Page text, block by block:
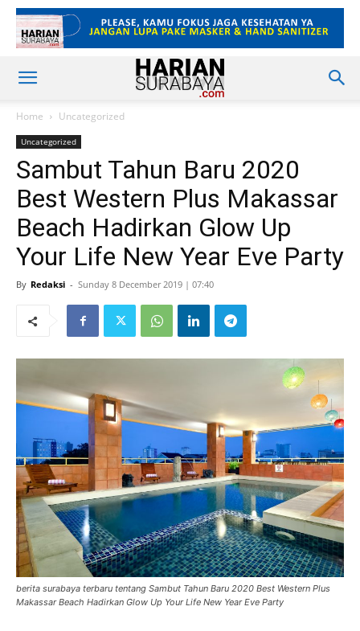
Home Uncategorized
Uncategorized
Sambut Tahun Baru 2020
Best Western Plus Makassar
Beach Hadirkan Glow Up
Your Life New Year Eve Party
By Redaksi - Sunday 8 December 2019 | 07:40
berita surabaya terbaru tentang Sambut Tahun Baru 2020 Best Western Plus
Makassar Beach Hadirkan Glow Up Your Life New Year Eve Party